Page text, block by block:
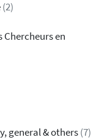
(2)
en
general & others(7)